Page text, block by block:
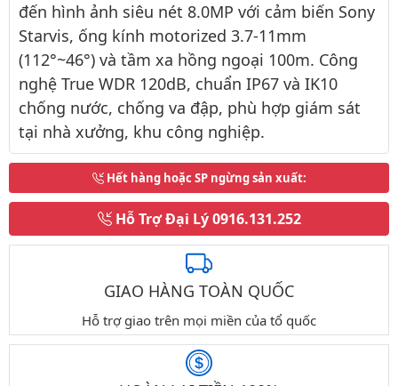
đến hình ảnh siêu nét 8.0MP với cảm biến Sony
Starvis, ống kính motorized 3.7-11mm
(112°~46°) và tầm xa hồng ngoại 100m. Công
nghệ True WDR 120dB, chuẩn IP67 và IK10
chống nước, chống va đập, phù hợp giám sát
tại nhà xưởng, khu công nghiệp.
Hết hàng hoặc SP ngừng sản xuất:
Hỗ Trợ Đại Lý0916.131.252
GIAO HÀNG TOÀN QUỐC
Hỗ trợ giao trên mọi miền của tổ quốc